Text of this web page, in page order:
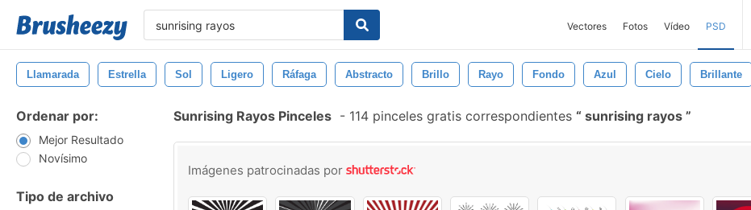
Vectores Fotos Vídeo PSD
Llamarada Estrella Sol Ligero Ráfaga Abstracto Brillo Rayo Fondo Azul Cielo Brillante
Ordenar por:
Mejor Resultado
Novísimo
Tipo de archivo
Sunrising Rayos Pinceles - 114 pinceles gratis correspondientes sunrising rayos
Imágenes patrocinadas por